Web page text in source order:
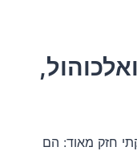
ואלכוהול,
חזק מאוד: הם